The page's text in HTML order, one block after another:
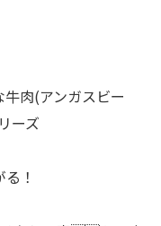
肉(アンガスビー
ーズ
！